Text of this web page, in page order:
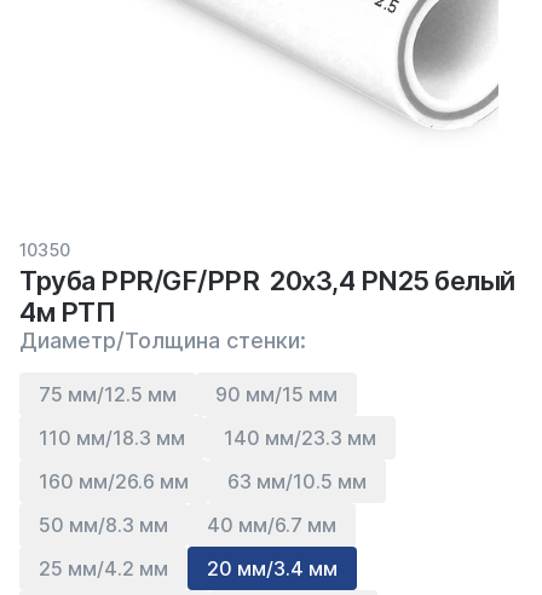
10350
Труба PPR/GF/PPR 20х3,4 PN25 белый
4м РТП
Диаметр/Толщина стенки:
75 мм/12.5 мм
90 мм/15 мм
110 мм/18.3 мм
140 мм/23.3 мм
160 мм/26.6 мм
63 мм/10.5 мм
50 мм/8.3 мм
40 мм/6.7 мм
25 мм/4.2 мм
20 мм/3.4 мм